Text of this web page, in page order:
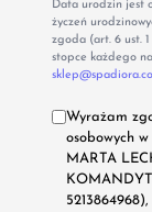
Data urodzin jest
życzeń
zgoda (art. 6 ust.
stopce każdego
Wyrażam
osobowych
MARTA